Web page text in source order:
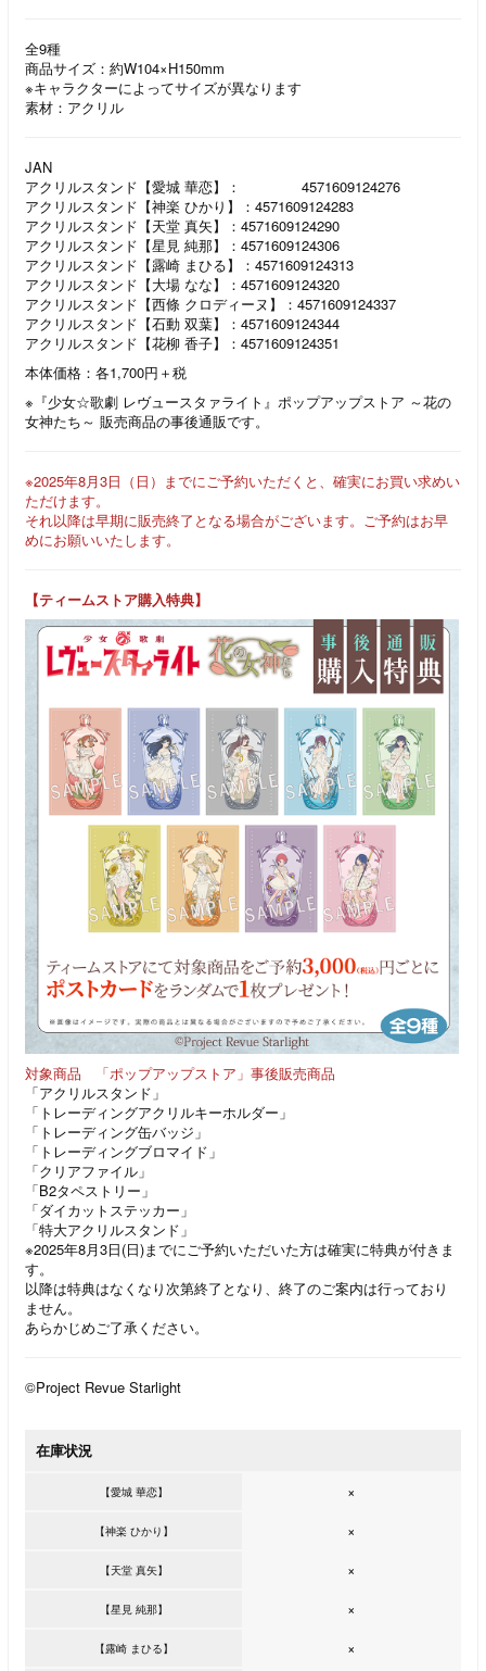
全9種
商品サイズ：約W104×H150mm
※キャラクターによってサイズが異なります
素材：アクリル
JAN
アクリルスタンド【愛城 華恋】：
4571609124276
アクリルスタンド【神楽 ひかり】：4571609124283
アクリルスタンド【天堂 真矢】：4571609124290
アクリルスタンド【星見 純那】：4571609124306
アクリルスタンド【露崎 まひる】：4571609124313
アクリルスタンド【大場 なな】：4571609124320
アクリルスタンド【西條 クロディーヌ】：4571609124337
アクリルスタンド【石動 双葉】：4571609124344
アクリルスタンド【花柳 香子】：4571609124351
本体価格：各1,700円＋税
※『少女☆歌劇 レヴュースタァライト』ポップアップストア ～花の
女神たち～ 販売商品の事後通販です。
※2025年8月3日（日）までにご予約いただくと、確実にお買い求めい
ただけます。
それ以降は早期に販売終了となる場合がございます。ご予約はお早
めにお願いいたします。
【ティームストア購入特典】
対象商品 「ポップアップストア」事後販売商品
「アクリルスタンド」
「トレーディングアクリルキーホルダー」
「トレーディング缶バッジ」
「トレーディングブロマイド」
「クリアファイル」
「B2タペストリー」
「ダイカットステッカー」
「特大アクリルスタンド」
※2025年8月3日(日)までにご予約いただいた方は確実に特典が付きま
す。
以降は特典はなくなり次第終了となり、終了のご案内は行っており
ません。
あらかじめご了承ください。
©Project Revue Starlight
在庫状況
【愛城 華恋】 ×
【神楽 ひかり】 ×
【天堂 真矢】 ×
【星見 純那】 ×
【露崎 まひる】 ×